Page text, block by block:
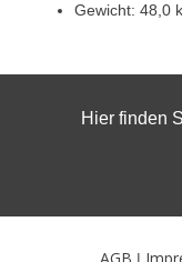
Gewicht: 48,0
Hier finden